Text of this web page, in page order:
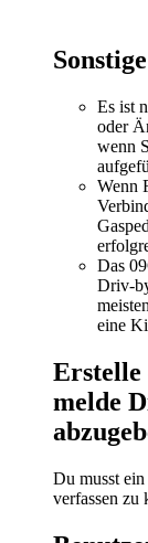
Es ist
oder
wenn
Wenn
Das
Driv-
eine
Erstelle
melde
Du musst
verfassen zu